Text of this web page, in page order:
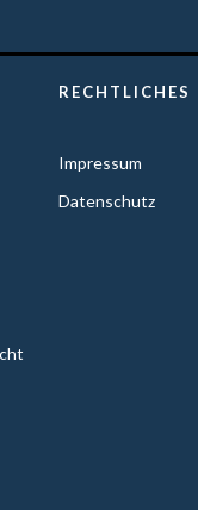
RECHTLICHES
Impressum
Datenschutz